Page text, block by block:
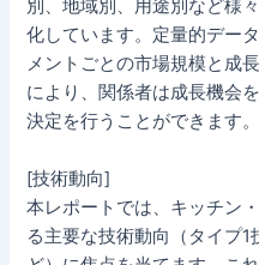
別、地域別、用途別など様
化しています。定量的デー
メントごとの市場規模と成
により、関係者は成長機会
決定を行うことができます。
[技術動向]
本レポートでは、キッチン
る主要な技術動向（タイプ